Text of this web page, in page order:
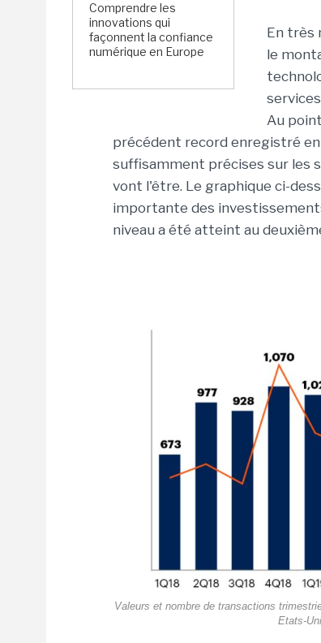
Comprendre les
innovations qui
façonnent la confiance
numérique en Europe
En très
le
Au
précédent record enregistré
suffisamment précises sur les
vont l'être. Le graphique ci-
importante des
niveau a été atteint au
Valeurs et nombre de transactions
Etats-